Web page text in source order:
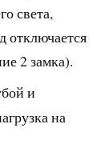
света,
отключается
2 замка).
и
на